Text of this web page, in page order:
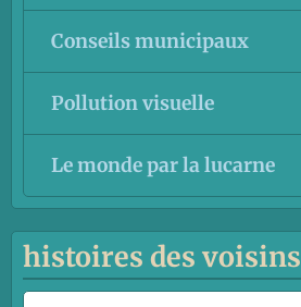
Conseils municipaux
Pollution visuelle
Le monde par la lucarne
histoires des voisins